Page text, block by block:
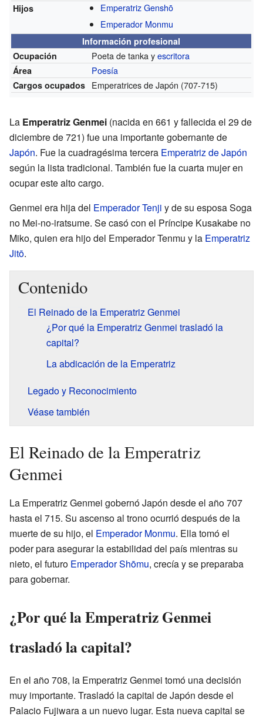
Hijos
Emperatriz Genshō
Emperador Monmu
Información profesional
Ocupación
Poeta de tanka yescritora
Área Poesía
Cargos ocupados Emperatrices de Japón (707-715)
La Emperatriz Genmei (nacida en 661 y fallecida el 29 de
diciembre de 721) fue una importante gobernante de
Japón. Fue la cuadragésima tercera Emperatriz de Japón
según la lista tradicional. También fue la cuarta mujer en
ocupar este alto cargo.
Genmei era hija del Emperador Tenji y de su esposa Soga
no Mei-no-iratsume. Se casó con el Príncipe Kusakabe no
Miko, quien era hijo del Emperador Tenmu y la Emperatriz
Jitō.
Contenido
El Reinado de la Emperatriz Genmei
¿Por qué la Emperatriz Genmei trasladó la
capital?
La abdicación de la Emperatriz
Legado y Reconocimiento
Véase también
El Reinado de la Emperatriz
Genmei
La Emperatriz Genmei gobernó Japón desde el año 707
hasta el 715. Su ascenso al trono ocurrió después de la
muerte de su hijo, el Emperador Monmu. Ella tomó el
poder para asegurar la estabilidad del país mientras su
nieto, el futuro Emperador Shōmu, crecía y se preparaba
para gobernar.
¿Por qué la Emperatriz Genmei
trasladó la capital?
En el año 708, la Emperatriz Genmei tomó una decisión
muy importante. Trasladó la capital de Japón desde el
Palacio Fujiwara a un nuevo lugar. Esta nueva capital se